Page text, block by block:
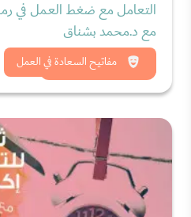
مفاتيح السعادة في العمل
التعامل مع ضغط العمل في
مع د.محمد بشناق
شاهد الان